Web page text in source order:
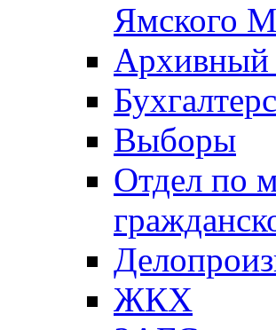
Ямского
Архивный
Выборы
Отдел по
ЖКХ